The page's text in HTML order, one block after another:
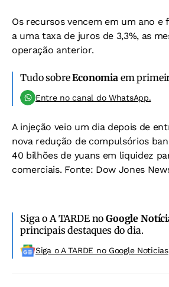
Os recursos vencem em um ano e
a uma taxa de juros de 3,3%, as
operação anterior.
Tudo sobreEconomiaem
Entre no canal do WhatsApp.
A injeção veio um dia depois de
nova redução de compulsórios
40 bilhões de yuans em liquidez
comerciais. Fonte: Dow Jones
Siga o A TARDE noGoogle
principais destaques do dia.
Siga o A TARDE no Google Noticias